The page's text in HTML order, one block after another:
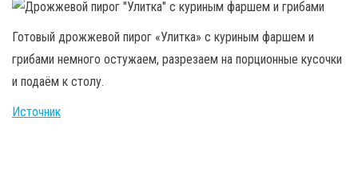
Готовый дрожжевой пирог «Улитка» с куриным фаршем и
грибами немного остужаем, разрезаем на порционные кусочки
и подаём к столу.
Источник